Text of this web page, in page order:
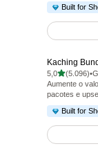
Built for
Kaching
5,0de 5(5.096)
5096 •
Aumente o
pacotes e
Built for